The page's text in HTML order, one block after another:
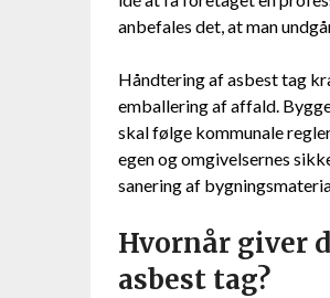
anbefales det, at man
Håndtering af asbest tag
emballering af affald.
skal følge kommunale
egen og omgivelsernes
sanering af
Hvornår giver
asbest tag?